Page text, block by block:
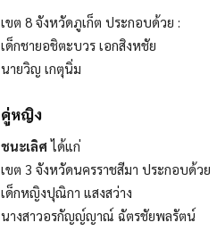
เขต 8 จังหวัดภูเก็ต ประกอบด้วย :
เด็กชายอชิตะบวร เอกสิงหชัย
นายวิญ เกตุนิ่ม
คู่หญิง
ชนะเลิศได้แก่
เขต 3 จังหวัดนครราชสีมา ประกอบด้วย
เด็กหญิงปุณิกา แสงสว่าง
นางสาวอรกัญญ์ญาณ์ ฉัตรชัยพลรัตน์